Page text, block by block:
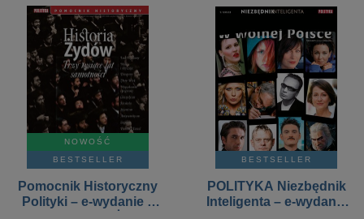
NOWOŚĆ
BESTSELLER
Pomocnik Historyczny
Polityki – e-wydanie –
BESTSELLER
POLITYKA Niezbędnik
Inteligenta – e-wydanie